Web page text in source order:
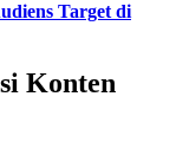
Target di
Konten